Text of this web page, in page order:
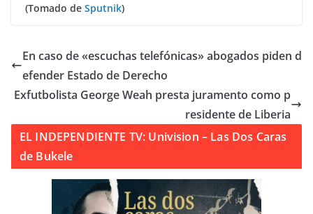
(Tomado de Sputnik)
En caso de «escuchas telefónicas» abogados piden d
efender Estado de Derecho
Exfutbolista George Weah presta juramento como p
residente de Liberia
EL INDEPENDIENTE TV: Univision – Las Dos Caras
de Bukele